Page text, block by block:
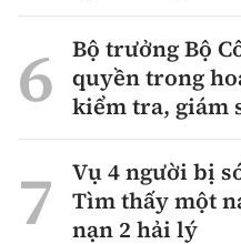
Bộ trưởng Bộ
quyền trong
kiểm tra, giám
Vụ 4 người bị
Tìm thấy một
nạn 2 hải lý